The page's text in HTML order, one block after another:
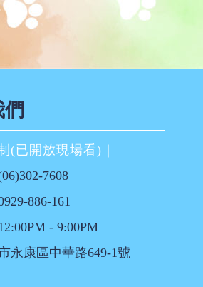
(已開放現場看)｜
7608
886-161
- 9:00PM
永康區中華路649-1號